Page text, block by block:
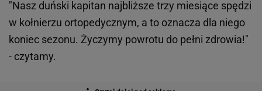
"Nasz duński kapitan najbliższe trzy miesiące spędzi
w kołnierzu ortopedycznym, a to oznacza dla niego
koniec sezonu. Życzymy powrotu do pełni zdrowia!"
- czytamy.